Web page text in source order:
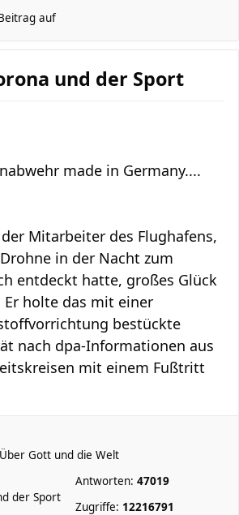
auf
und der Sport
made in Germany....
Mitarbeiter des Flughafens,
in der Nacht zum
entdeckt hatte, großes Glück
Er holte das mit einer
bestückte
nach dpa-Informationen aus
mit einem Fußtritt
Gott und die Welt
der Sport
Antworten: 47019
Zugriffe: 12216791